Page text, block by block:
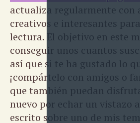
actualiza regularmente con
creativos e interesantes
lectura. El objetivo en este
conseguir unos cuantos
así que si te ha gustado lo
¡compártelo con amigos o
que también puedan
nuevo por echar un vistazo
escrito sobre uno de mis